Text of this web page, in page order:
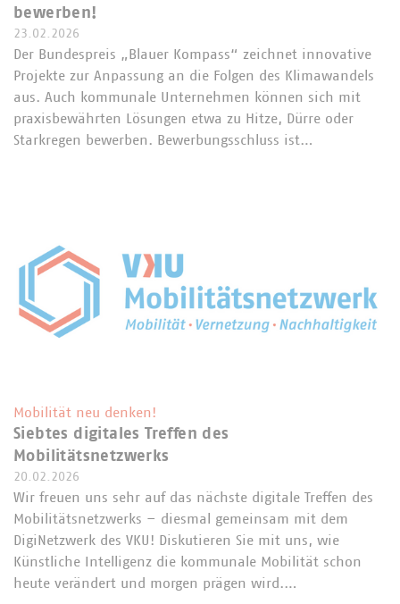
bewerben!
23.02.2026
Der Bundespreis „Blauer Kompass“ zeichnet innovative
Projekte zur Anpassung an die Folgen des Klimawandels
aus. Auch kommunale Unternehmen können sich mit
praxisbewährten Lösungen etwa zu Hitze, Dürre oder
Starkregen bewerben. Bewerbungsschluss ist…
Mobilität neu denken!
Siebtes digitales Treffen des
Mobilitätsnetzwerks
20.02.2026
Wir freuen uns sehr auf das nächste digitale Treffen des
Mobilitätsnetzwerks – diesmal gemeinsam mit dem
DigiNetzwerk des VKU! Diskutieren Sie mit uns, wie
Künstliche Intelligenz die kommunale Mobilität schon
heute verändert und morgen prägen wird.…